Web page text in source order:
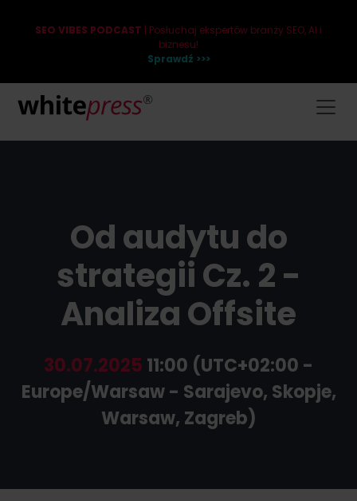
SEO VIBES PODCAST | Posłuchaj ekspertów branży SEO, AI i
biznesu!
Sprawdź >>>
Od audytu do
strategii Cz. 2 -
Analiza Offsite
30.07.2025 11:00 (UTC+02:00 -
Europe/Warsaw - Sarajevo, Skopje,
Warsaw, Zagreb)